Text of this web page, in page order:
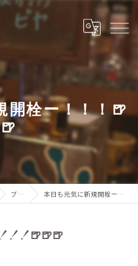
開栓ー！！！🍺
ブログ 本日も元気に新規開栓ー！！！🍺🍺🍺
！！🍺🍺🍺